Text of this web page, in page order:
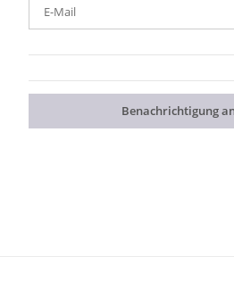
E-Mail
Benachrichtigung